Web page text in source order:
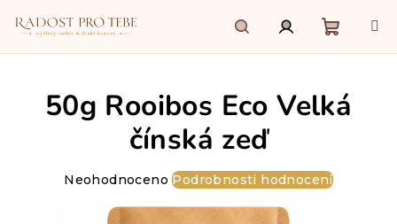
HledatPřihlášení
košík
50g Rooibos Eco Velká
čínská zeď
Průměrné
produktu
Neohodnoceno Podrobnosti hodnocení